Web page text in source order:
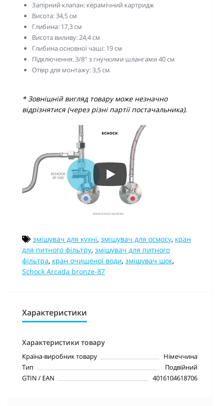
Запірний клапан: керамічний картридж
Висота: 34,5 см
Глибина: 17,3 см
Висота виливу: 24,4 см
Глибина основної чаші: 19 см
Підключення: 3/8'' з гнучкими шлангами 40 см
Отвір для монтажу: 3,5 см
* Зовнішній вигляд товару може незначно
відрізнятися (через різні партії постачальника).
змішувач для кухні, змішувач для осмосу, кран
для питного фільтру, змішувач для питного
фільтра, кран очищеної води, змішувач шок,
Schock Arcada bronze-87
Характеристики
Характеристики товару
Країна-виробник товару
Німеччина
Тип
Подвійний
GTIN / EAN
4016104618706